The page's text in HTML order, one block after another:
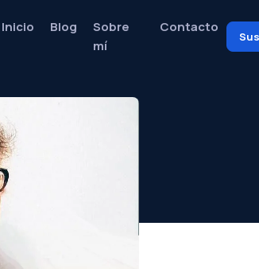
Inicio Blog
Sobre
mí
Contacto